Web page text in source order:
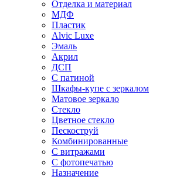
Отделка и материал
МДФ
Пластик
Alvic Luxe
Эмаль
Акрил
ДСП
С патиной
Шкафы-купе с зеркалом
Матовое зеркало
Стекло
Цветное стекло
Пескоструй
Комбинированные
С витражами
С фотопечатью
Назначение